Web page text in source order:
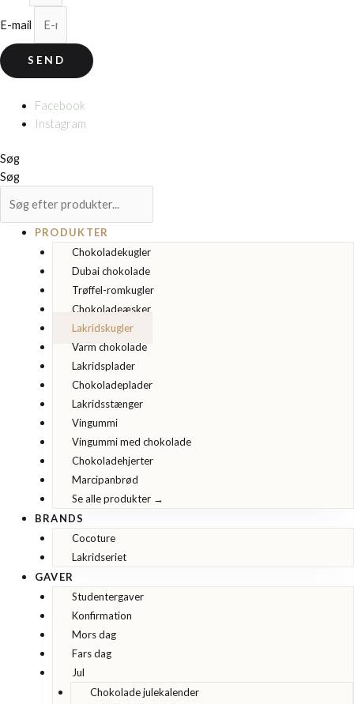
E-mail
SEND
Facebook
Instagram
Søg
Søg
PRODUKTER
Chokoladekugler
Dubai chokolade
Trøffel-romkugler
Chokoladeæsker
Lakridskugler
Varm chokolade
Lakridsplader
Chokoladeplader
Lakridsstænger
Vingummi
Vingummi med chokolade
Chokoladehjerter
Marcipanbrød
Se alle produkter →
BRANDS
Cocoture
Lakridseriet
GAVER
Studentergaver
Konfirmation
Mors dag
Fars dag
Jul
Chokolade julekalender